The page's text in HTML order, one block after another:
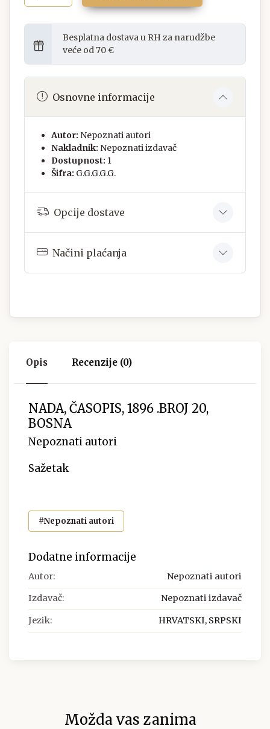
Besplatna dostava u RH za narudžbe
veće od 70 €
Osnovne informacije
Autor: Nepoznati autori
Nakladnik: Nepoznati izdavač
Dostupnost: 1
Šifra: G.G.G.G.G.
Opcije dostave
Načini plaćanja
Opis Recenzije (0)
NADA, ČASOPIS, 1896 .BROJ 20,
BOSNA
Nepoznati autori
Sažetak
#Nepoznati autori
Dodatne informacije
Autor: Nepoznati autori
Izdavač: Nepoznati izdavač
Jezik: HRVATSKI, SRPSKI
Možda vas zanima